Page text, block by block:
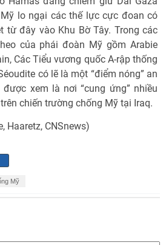
lo ngại các thế lực cực đoan có
từ đây vào Khu Bờ Tây. Trong các
của phái đoàn Mỹ gồm Arabie
Các Tiểu vương quốc A-rập thống
có lẽ là một “điểm nóng” an
xem là nơi “cung ứng” nhiều
chiến trường chống Mỹ tại Iraq.
Haaretz, CNSnews)
Mỹ